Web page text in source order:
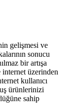
gelişmesi ve
sonucu
bir artışa
internet üzerinden
kullanıcı
ürünlerinizi
sahip